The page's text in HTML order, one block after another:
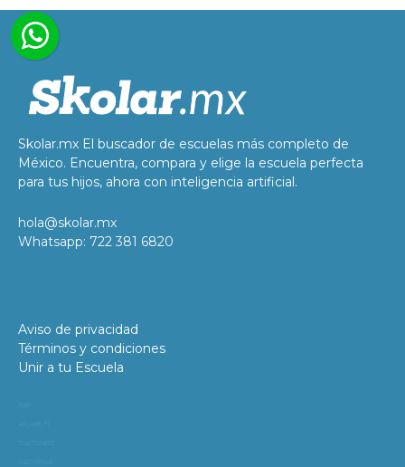
Skolar.mx El buscador de escuelas más completo de
México. Encuentra, compara y elige la escuela perfecta
para tus hijos, ahora con inteligencia artificial.
hola@skolar.mx
Whatsapp: 722 381 6820
Aviso de privacidad
Términos y condiciones
Unir a tu Escuela